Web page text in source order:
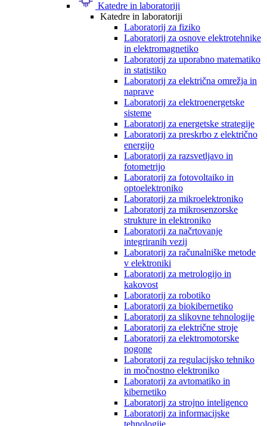
Katedre in laboratoriji
Katedre in laboratoriji
Laboratorij za fiziko
Laboratorij za osnove elektrotehnike
in elektromagnetiko
Laboratorij za uporabno matematiko
in statistiko
Laboratorij za električna omrežja in
naprave
Laboratorij za elektroenergetske
sisteme
Laboratorij za energetske strategije
Laboratorij za preskrbo z električno
energijo
Laboratorij za razsvetljavo in
fotometrijo
Laboratorij za fotovoltaiko in
optoelektroniko
Laboratorij za mikroelektroniko
Laboratorij za mikrosenzorske
strukture in elektroniko
Laboratorij za načrtovanje
integriranih vezij
Laboratorij za računalniške metode
v elektroniki
Laboratorij za metrologijo in
kakovost
Laboratorij za robotiko
Laboratorij za biokibernetiko
Laboratorij za slikovne tehnologije
Laboratorij za električne stroje
Laboratorij za elektromotorske
pogone
Laboratorij za regulacijsko tehniko
in močnostno elektroniko
Laboratorij za avtomatiko in
kibernetiko
Laboratorij za strojno inteligenco
Laboratorij za informacijske
tehnologije